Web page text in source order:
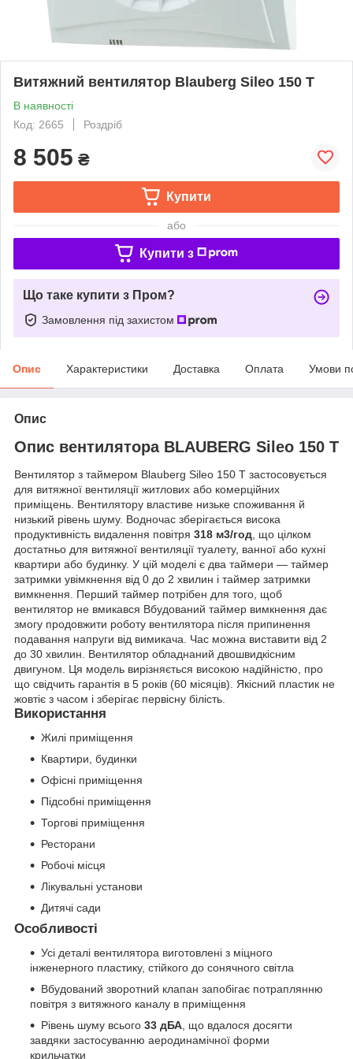
Витяжний вентилятор Blauberg Sileo 150 T
В наявності
Код: 2665
Роздріб
8 505 ₴
Купити
або
Купити з
Що таке купити з Пром?
Замовлення під захистом
Опис Характеристики Доставка Оплата Умови
Опис
Опис вентилятора BLAUBERG Sileo 150 T
Вентилятор з таймером Blauberg Sileo 150 T застосовується
для витяжної вентиляції житлових або комерційних
приміщень. Вентилятору властиве низьке споживання й
низький рівень шуму. Водночас зберігається висока
продуктивність видалення повітря 318 м3/год, що цілком
достатньо для витяжної вентиляції туалету, ванної або кухні
квартири або будинку. У цій моделі є два таймери — таймер
затримки увімкнення від 0 до 2 хвилин і таймер затримки
вимкнення. Перший таймер потрібен для того, щоб
вентилятор не вмикався Вбудований таймер вимкнення дає
змогу продовжити роботу вентилятора після припинення
подавання напруги від вимикача. Час можна виставити від 2
до 30 хвилин. Вентилятор обладнаний двошвидкісним
двигуном. Ця модель вирізняється високою надійністю, про
що свідчить гарантія в 5 років (60 місяців). Якісний пластик не
жовтіє з часом і зберігає первісну білість.
Використання
Жилі приміщення
Квартири, будинки
Офісні приміщення
Підсобні приміщення
Торгові приміщення
Ресторани
Робочі місця
Лікувальні установи
Дитячі сади
Особливості
Усі деталі вентилятора виготовлені з міцного
інженерного пластику, стійкого до сонячного світла
Вбудований зворотний клапан запобігає потраплянню
повітря з витяжного каналу в приміщення
Рівень шуму всього 33 дБА , що вдалося досягти
завдяки застосуванню аеродинамічної форми
крильчатки